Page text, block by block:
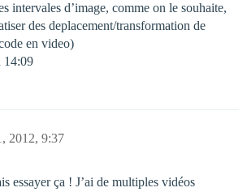
intervales d’image, comme on le souhaite,
des deplacement/transformation de
en video)
14:09
2012, 9:37
essayer ça ! J’ai de multiples vidéos